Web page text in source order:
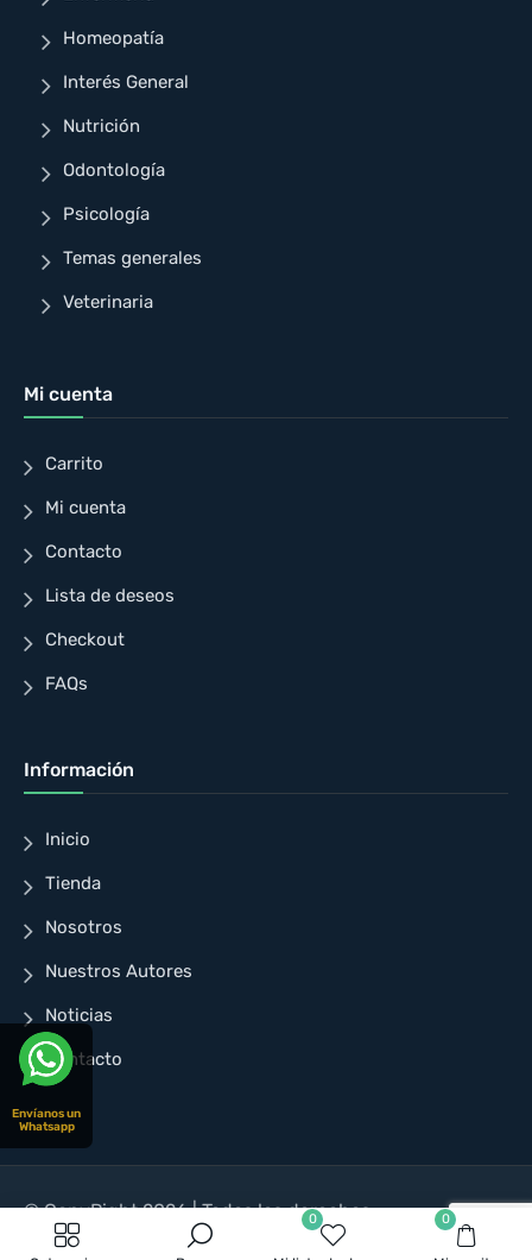
0 0
Homeopatía
Interés General
Nutrición
Odontología
Psicología
Temas generales
Veterinaria
Mi cuenta
Carrito
Mi cuenta
Contacto
Lista de deseos
Checkout
FAQs
Información
Inicio
Tienda
Nosotros
Nuestros Autores
Noticias
Contacto
© CopyRight 2026 | Todos los derechos
reservados | Diseñado para Cuellar Ayala
Envíanos un
Whatsapp